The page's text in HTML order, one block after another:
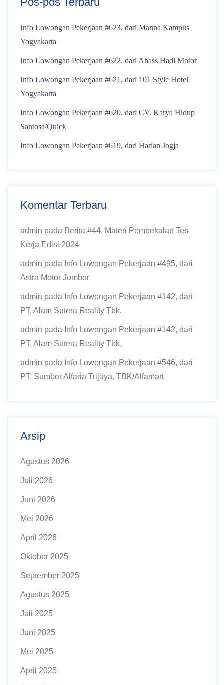
Info Lowongan Pekerjaan #623, dari Manna Kampus
Yogyakarta
Info Lowongan Pekerjaan #622, dari Ahass Hadi Motor
Info Lowongan Pekerjaan #621, dari 101 Style Hotel
Yogyakarta
Info Lowongan Pekerjaan #620, dari CV. Karya Hidup
Santosa/Quick
Info Lowongan Pekerjaan #619, dari Harian Jogja
Komentar Terbaru
admin pada Berita #44, Materi Pembekalan Tes
Kerja Edisi 2024
admin pada Info Lowongan Pekerjaan #495, dari
Astra Motor Jombor
admin pada Info Lowongan Pekerjaan #142, dari
PT. Alam Sutera Reality Tbk.
admin pada Info Lowongan Pekerjaan #142, dari
PT. Alam Sutera Reality Tbk.
admin pada Info Lowongan Pekerjaan #546, dari
PT. Sumber Alfaria Trijaya, TBK/Alfamart
Arsip
Agustus 2026
Juli 2026
Juni 2026
Mei 2026
April 2026
Oktober 2025
September 2025
Agustus 2025
Juli 2025
Juni 2025
Mei 2025
April 2025